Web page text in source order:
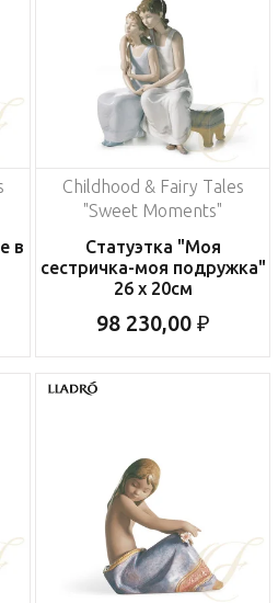
в
Childhood & Fairy Tales
"Sweet Moments"
Статуэтка "Моя
сестричка-моя подружка"
26 x 20см
98 230,00 ₽